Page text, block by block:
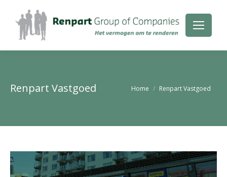
Renpart Vastgoed Je bent hier:
Home Renpart Vastgoed